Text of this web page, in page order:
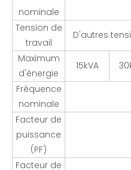
nominale
Tension de
travail
D'autres
Maximum
d'énergie
15kVA
Fréquence
nominale
Facteur de
puissance
(PF)
Facteur de